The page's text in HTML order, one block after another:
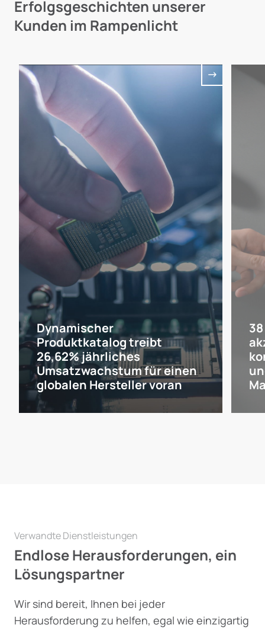
Erfolgsgeschichten unserer
Kunden im Rampenlicht
Dynamischer
Produktkatalog treibt
26,62% jährliches
Umsatzwachstum für einen
globalen Hersteller voran
Verwandte Dienstleistungen
Endlose Herausforderungen, ein
Lösungspartner
Wir sind bereit, Ihnen bei jeder
Herausforderung zu helfen, egal wie einzigartig